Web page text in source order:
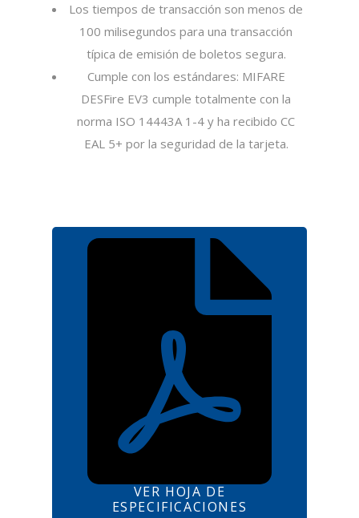
Los tiempos de transacción son menos de
100 milisegundos para una transacción
típica de emisión de boletos segura.
Cumple con los estándares: MIFARE
DESFire EV3 cumple totalmente con la
norma ISO 14443A 1-4 y ha recibido CC
EAL 5+ por la seguridad de la tarjeta.
VER HOJA DE
ESPECIFICACIONES